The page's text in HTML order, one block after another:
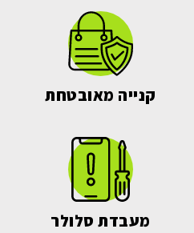
קנייה מאובטחת
מעבדת סלולר